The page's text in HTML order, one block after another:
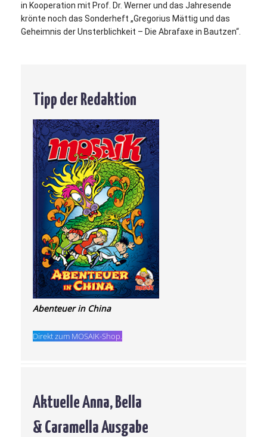
in Kooperation mit Prof. Dr. Werner und das Jahresende
krönte noch das Sonderheft „Gregorius Mättig und das
Geheimnis der Unsterblichkeit – Die Abrafaxe in Bautzen“.
Tipp der Redaktion
Abenteuer in China
Direkt zum MOSAIK-Shop.
Aktuelle Anna, Bella
& Caramella Ausgabe